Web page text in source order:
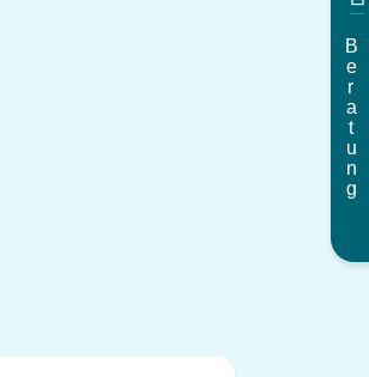
Beratung